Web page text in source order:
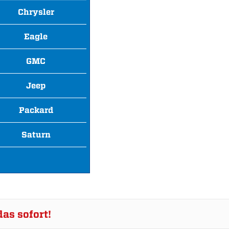
Chrysler
Eagle
GMC
Jeep
Packard
Saturn
sofort!